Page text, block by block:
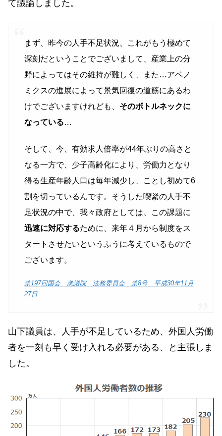
て議論しました。
まず、昨今の人手不足状況、これがもう極めて
深刻だということでございまして、産業上の分
野によってはその維持が難しく、また…アベノ
ミクスの進展によって景気回復の道筋にあるわ
けでございますけれども、 そのボトルネックに
なっている…
そして、今、有効求人倍率が44年ぶりの高さと
なる一方で、少子高齢化により、労働力となり
得る生産年齢人口は毎年減少し、ことし初めて6
割を切っているんです。そうした喫緊の人手不
足状況の中で、我々政府としては、この課題に
迅速に対応するために、来年４月から制度をス
タートさせたいというふうに考えているもので
ございます。
第197回国会 衆議院 法務委員会 第8号 平成30年11月
27日
山下議員は、人手が不足しているため、外国人労働
者を一刻も早く受け入れる必要がある、と主張しま
した。